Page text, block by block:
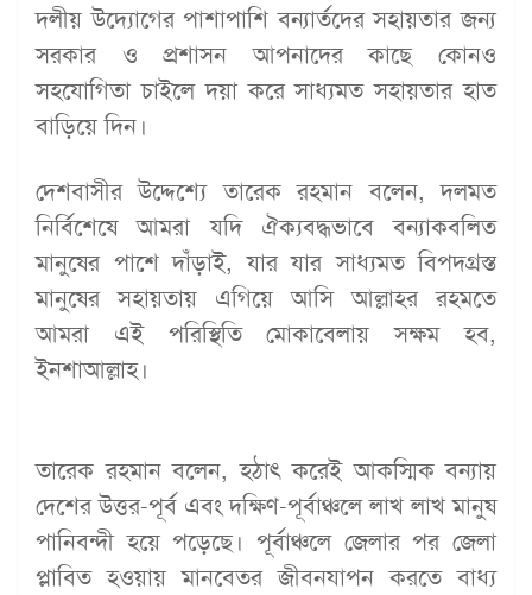
দলীয় উদ্যোগের পাশাপাশি বন্যার্তদের সহায়তার জন্য
সরকার ও প্রশাসন আপনাদের কাছে কোনও
সহযোগিতা চাইলে দয়া করে সাধ্যমত সহায়তার হাত
বাড়িয়ে দিন।
দেশবাসীর উদ্দেশ্যে তারেক রহমান বলেন, দলমত
নির্বিশেষে আমরা যদি ঐক্যবদ্ধভাবে বন্যাকবলিত
মানুষের পাশে দাঁড়াই, যার যার সাধ্যমত বিপদগ্রস্ত
মানুষের সহায়তায় এগিয়ে আসি আল্লাহর রহমতে
আমরা এই পরিস্থিতি মোকাবেলায় সক্ষম হব,
ইনশাআল্লাহ।
তারেক রহমান বলেন, হঠাৎ করেই আকস্মিক বন্যায়
দেশের উত্তর-পূর্ব এবং দক্ষিণ-পূর্বাঞ্চলে লাখ লাখ মানুষ
পানিবন্দী হয়ে পড়েছে। পূর্বাঞ্চলে জেলার পর জেলা
প্লাবিত হওয়ায় মানবেতর জীবনযাপন করতে বাধ্য